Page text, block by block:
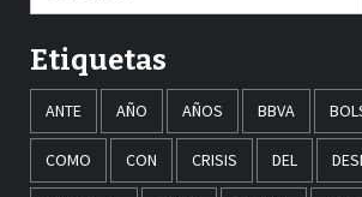
Etiquetas
ANTE AÑO AÑOS BBVA
COMO CON CRISIS DEL